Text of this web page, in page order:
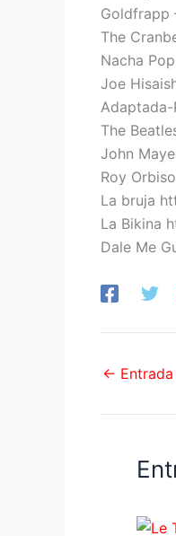
Goldfrapp
The
Nacha
Joe
The
John
Roy
La bruja
La Bikina
Dale Me
←